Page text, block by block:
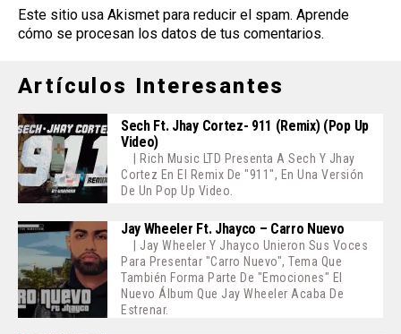
Este sitio usa Akismet para reducir el spam. Aprende
cómo se procesan los datos de tus comentarios.
Artículos Interesantes
Sech Ft. Jhay Cortez- 911 (Remix) (Pop Up
Video)
| Rich Music LTD Presenta A Sech Y Jhay
Cortez En El Remix De "911", En Una Versión
De Un Pop Up Video.
Jay Wheeler Ft. Jhayco – Carro Nuevo
| Jay Wheeler Y Jhayco Unieron Sus Voces
Para Presentar "Carro Nuevo", Tema Que
También Forma Parte De "Emociones" El
Nuevo Álbum Que Jay Wheeler Acaba De
Estrenar.